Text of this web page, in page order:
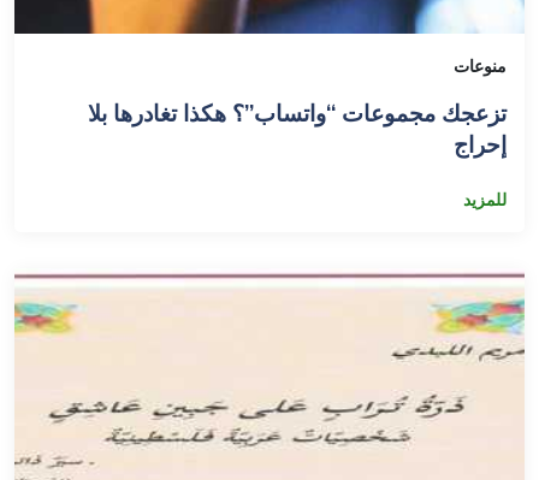
منوعات
تزعجك مجموعات “واتساب”؟ هكذا تغادرها بلا
إحراج
للمزيد